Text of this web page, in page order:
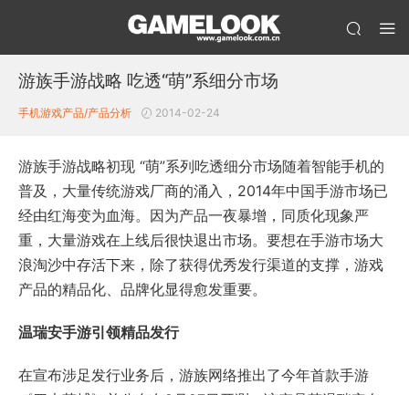
游族手游战略 吃透“萌”系细分市场
手机游戏产品/产品分析 2014-02-24
游族手游战略初现 “萌”系列吃透细分市场随着智能手机的
普及，大量传统游戏厂商的涌入，2014年中国手游市场已
经由红海变为血海。因为产品一夜暴增，同质化现象严
重，大量游戏在上线后很快退出市场。要想在手游市场大
浪淘沙中存活下来，除了获得优秀发行渠道的支撑，游戏
产品的精品化、品牌化显得愈发重要。
温瑞安手游引领精品发行
在宣布涉足发行业务后，游族网络推出了今年首款手游